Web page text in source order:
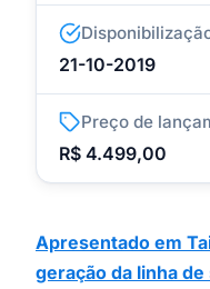
21-10-2019
Preço de
R$ 4.499,00
Apresentado em
geração da linha